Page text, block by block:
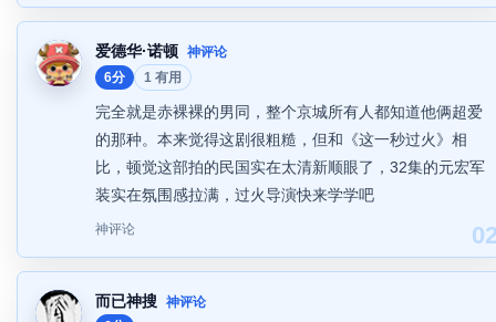
爱德华·诺顿 神评论
6分
1 有用
完全就是赤裸裸的男同，整个京城所有人都知道他俩超爱
的那种。本来觉得这剧很粗糙，但和《这一秒过火》相
比，顿觉这部拍的民国实在太清新顺眼了，32集的元宏军
装实在氛围感拉满，过火导演快来学学吧
神评论
而已神搜
神评论